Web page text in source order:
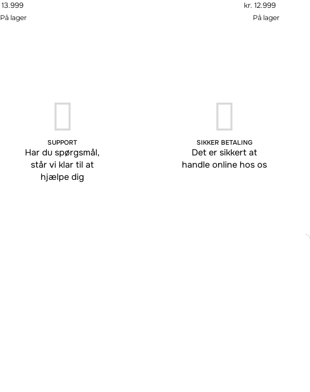
13.999
På lager
kr. 12.999
På lager
SUPPORT
Har du spørgsmål,
står vi klar til at
hjælpe dig
SIKKER BETALING
Det er sikkert at
handle online hos os